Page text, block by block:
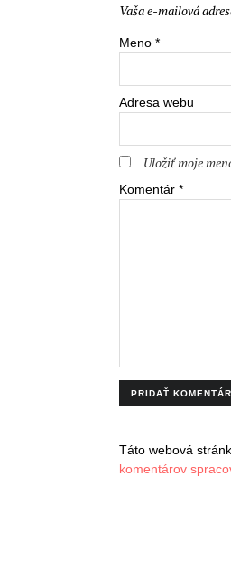
Vaša e-mailová
Meno *
Adresa webu
Uložiť moje
Komentár *
Táto webová
komentárov